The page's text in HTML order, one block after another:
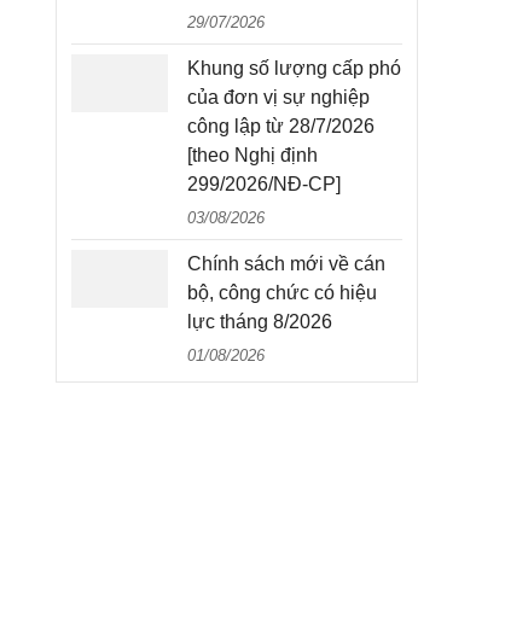
29/07/2026
Khung số lượng cấp phó
của đơn vị sự nghiệp
công lập từ 28/7/2026
[theo Nghị định
299/2026/NĐ-CP]
03/08/2026
Chính sách mới về cán
bộ, công chức có hiệu
lực tháng 8/2026
01/08/2026